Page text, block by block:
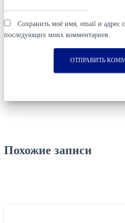
Сохранить моё имя, email и адрес
последующих моих комментариев.
Похожие записи